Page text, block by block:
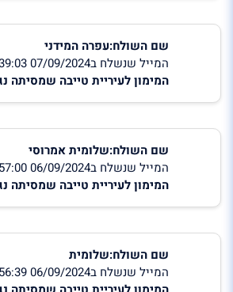
שם השולח:עפרה המידני
המייל שנשלח ב07/09/2024 08:39:03
המימון לעיריית טייבה שמסיתה
שם השולח:שלומית אמרוסי
המייל שנשלח ב06/09/2024 14:57:00
המימון לעיריית טייבה שמסיתה
שם השולח:שלומית
המייל שנשלח ב06/09/2024 14:56:39